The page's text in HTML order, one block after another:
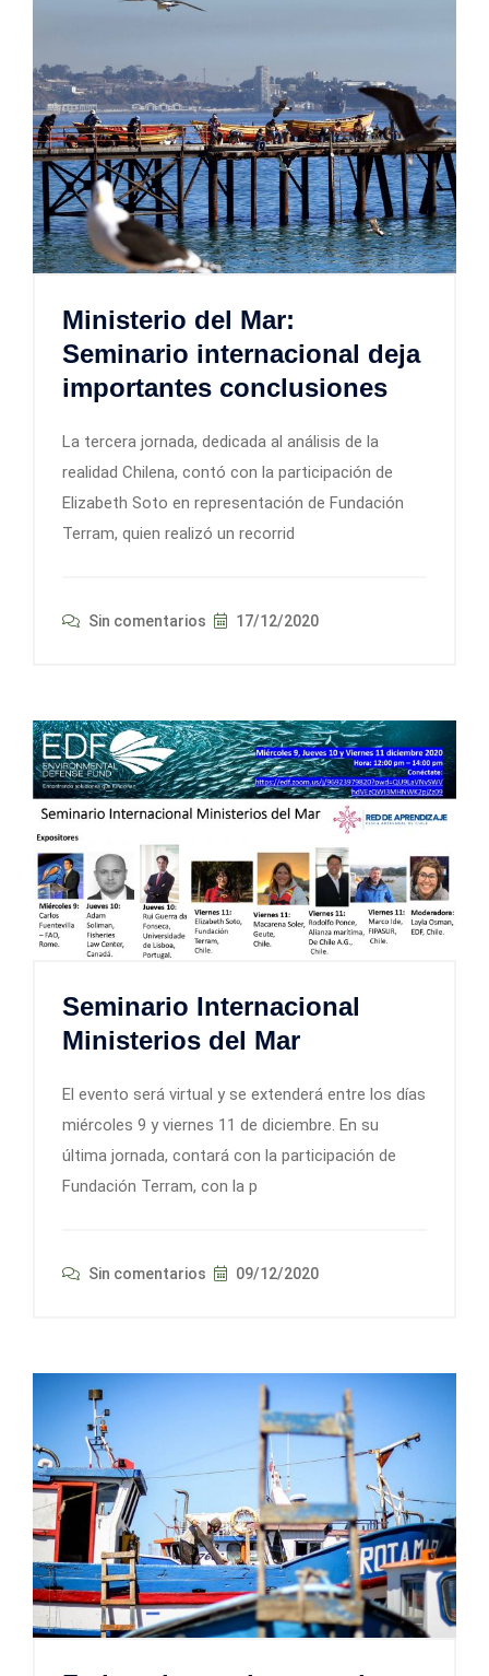
Ministerio del Mar:
Seminario internacional deja
importantes conclusiones
La tercera jornada, dedicada al análisis de la
realidad Chilena, contó con la participación de
Elizabeth Soto en representación de Fundación
Terram, quien realizó un recorrid
Sin comentarios 17/12/2020
Seminario Internacional
Ministerios del Mar
El evento será virtual y se extenderá entre los días
miércoles 9 y viernes 11 de diciembre. En su
última jornada, contará con la participación de
Fundación Terram, con la p
Sin comentarios 09/12/2020